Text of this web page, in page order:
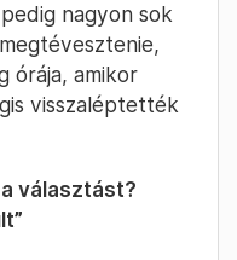
nagyon sok
órája, amikor
visszaléptették
választást?